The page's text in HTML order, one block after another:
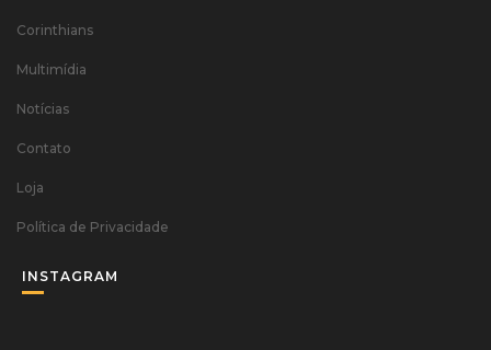
Corinthians
Multimídia
Notícias
Contato
Loja
Política de Privacidade
INSTAGRAM